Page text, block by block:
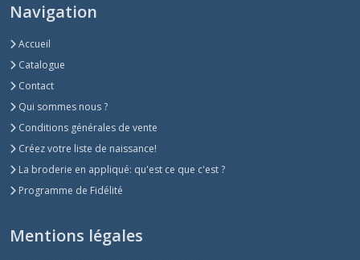
Navigation
Accueil
Catalogue
Contact
Qui sommes nous ?
Conditions générales de vente
Créez votre liste de naissance!
La broderie en appliqué: qu'est ce que c'est ?
Programme de Fidélité
Mentions légales